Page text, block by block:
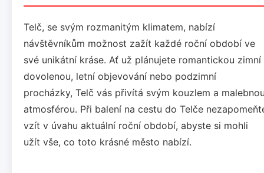
Telč, se svým rozmanitým klimatem, nabízí
návštěvníkům možnost zažít každé roční období ve
své unikátní kráse. Ať už plánujete romantickou zimní
dovolenou, letní objevování nebo podzimní
procházky, Telč vás přivítá svým kouzlem a
atmosférou. Při balení na cestu do Telče
vzít v úvahu aktuální roční období, abyste si mohli
užít vše, co toto krásné město nabízí.